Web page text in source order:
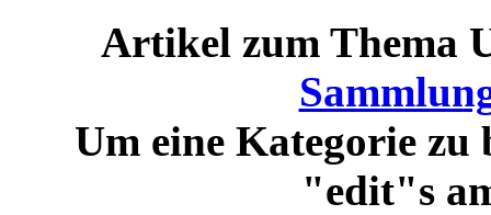
Artikel zum Thema
Um eine Kategorie zu
"edit"s